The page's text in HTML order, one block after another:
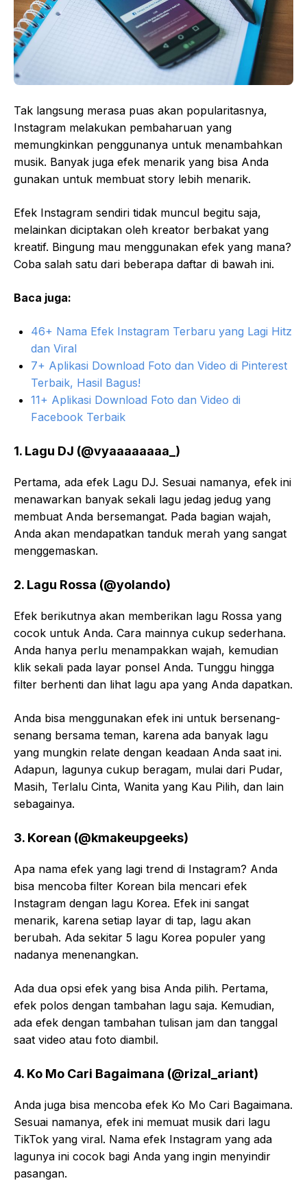
Tak langsung merasa puas akan popularitasnya,
Instagram melakukan pembaharuan yang
memungkinkan penggunanya untuk menambahkan
musik. Banyak juga efek menarik yang bisa Anda
gunakan untuk membuat story lebih menarik.
Efek Instagram sendiri tidak muncul begitu saja,
melainkan diciptakan oleh kreator berbakat yang
kreatif. Bingung mau menggunakan efek yang mana?
Coba salah satu dari beberapa daftar di bawah ini.
Baca juga:
46+ Nama Efek Instagram Terbaru yang Lagi Hitz
dan Viral
7+ Aplikasi Download Foto dan Video di Pinterest
Terbaik, Hasil Bagus!
11+ Aplikasi Download Foto dan Video di
Facebook Terbaik
1. Lagu DJ (@vyaaaaaaaa_)
Pertama, ada efek Lagu DJ. Sesuai namanya, efek ini
menawarkan banyak sekali lagu jedag jedug yang
membuat Anda bersemangat. Pada bagian wajah,
Anda akan mendapatkan tanduk merah yang sangat
menggemaskan.
2. Lagu Rossa (@yolando)
Efek berikutnya akan memberikan lagu Rossa yang
cocok untuk Anda. Cara mainnya cukup sederhana.
Anda hanya perlu menampakkan wajah, kemudian
klik sekali pada layar ponsel Anda. Tunggu hingga
filter berhenti dan lihat lagu apa yang Anda dapatkan.
Anda bisa menggunakan efek ini untuk bersenang-
senang bersama teman, karena ada banyak lagu
yang mungkin relate dengan keadaan Anda saat ini.
Adapun, lagunya cukup beragam, mulai dari Pudar,
Masih, Terlalu Cinta, Wanita yang Kau Pilih, dan lain
sebagainya.
3. Korean (@kmakeupgeeks)
Apa nama efek yang lagi trend di Instagram? Anda
bisa mencoba filter Korean bila mencari efek
Instagram dengan lagu Korea. Efek ini sangat
menarik, karena setiap layar di tap, lagu akan
berubah. Ada sekitar 5 lagu Korea populer yang
nadanya menenangkan.
Ada dua opsi efek yang bisa Anda pilih. Pertama,
efek polos dengan tambahan lagu saja. Kemudian,
ada efek dengan tambahan tulisan jam dan tanggal
saat video atau foto diambil.
4. Ko Mo Cari Bagaimana (@rizal_ariant)
Anda juga bisa mencoba efek Ko Mo Cari Bagaimana.
Sesuai namanya, efek ini memuat musik dari lagu
TikTok yang viral. Nama efek Instagram yang ada
lagunya ini cocok bagi Anda yang ingin menyindir
pasangan.